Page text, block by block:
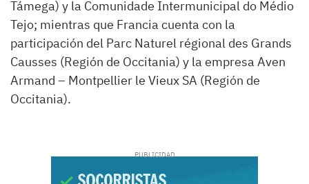
Támega) y la Comunidade Intermunicipal do Médio
Tejo; mientras que Francia cuenta con la
participación del Parc Naturel régional des Grands
Causses (Región de Occitania) y la empresa Aven
Armand – Montpellier le Vieux SA (Región de
Occitania).